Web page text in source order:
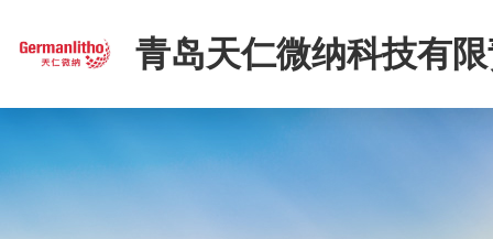
青岛天仁微纳科技有
司